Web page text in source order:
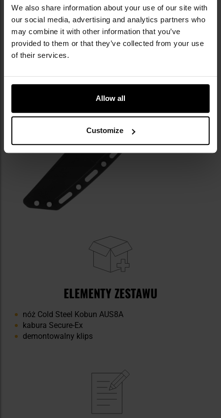
We also share information about your use of our site with
our social media, advertising and analytics partners who
may combine it with other information that you’ve
provided to them or that they’ve collected from your use
of their services.
Allow all
Customize
ekwipunku, dostosowując sposób noszenia do
indywidualnych potrzeb użytkownika.
ELEMENTY ZESTAWU
nóż Cold Steel Kobun AUS8A
kabura Secure-Ex
demontowalny klips